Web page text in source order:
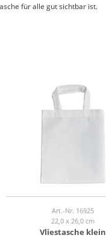
für alle gut sichtbar ist.
Art.-Nr. 16925
22,0 x 26,0 cm
Vliestasche klein